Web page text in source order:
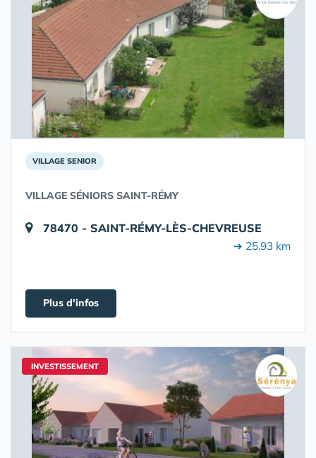
VILLAGE SENIOR
VILLAGE SÉNIORS SAINT-RÉMY
78470 - SAINT-RÉMY-LÈS-CHEVREUSE
➔ 25.93 km
Plus d'infos
INVESTISSEMENT